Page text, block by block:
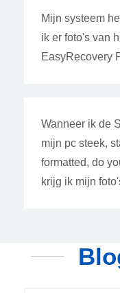
Mijn systeem
ik er foto's van
EasyRecovery
Wanneer ik de
mijn pc steek,
formatted, do
krijg ik mijn